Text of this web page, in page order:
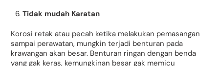
Tidak mudah Karatan
Korosi retak atau pecah ketika melakukan pemasangan
sampai perawatan, mungkin terjadi benturan pada
krawangan akan besar. Benturan ringan dengan benda
yang gak keras, kemungkinan besar gak memicu